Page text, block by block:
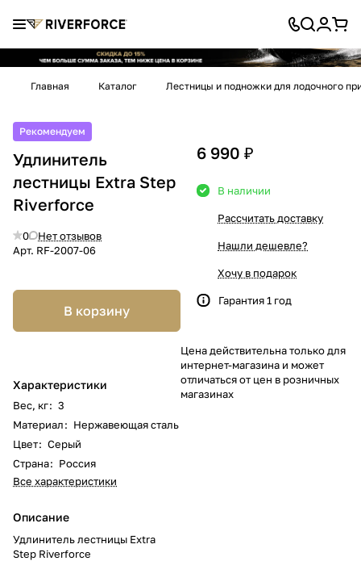
Главная Каталог Лестницы и подножки для лодочного
Рекомендуем
Удлинитель
лестницы Extra Step
Riverforce
0
Нет отзывов
Арт. RF-2007-06
В корзину
Характеристики
Вес, кг: 3
Материал: Нержавеющая сталь
Цвет: Серый
Страна: Россия
Все характеристики
Описание
Удлинитель лестницы Extra
Step Riverforce
6 990 ₽
В наличии
Рассчитать доставку
Нашли дешевле?
Хочу в подарок
Гарантия 1 год
Цена действительна только для
интернет-магазина и может
отличаться от цен в розничных
магазинах